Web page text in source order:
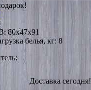
80x47x91
белья, кг: 8
Доставка сегодня!